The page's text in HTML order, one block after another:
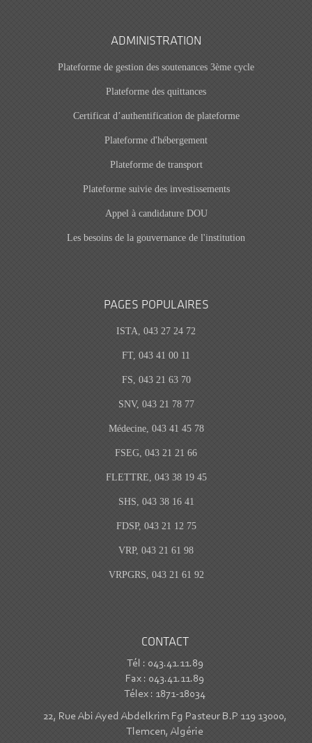
ADMINISTRATION
Plateforme de gestion des soutenances 3ème cycle
Plateforme des quittances
Certificat d’authentification de plateforme
Plateforme d'hébergement
Plateforme de transport
Plateforme suivie des investissements
Appel à candidature DOU
Les besoins de la gouvernance de l'institution
PAGES POPULAIRES
ISTA, 043 27 24 72
FT, 043 41 00 11
FS, 043 21 63 70
SNV, 043 21 78 77
Médecine, 043 41 45 78
FSEG, 043 21 21 66
FLETTRE, 043 38 19 45
SHS, 043 38 16 41
FDSP, 043 21 12 75
VRP, 043 21 61 98
VRPGRS, 043 21 61 92
CONTACT
Tél : 043.41.11.89
Fax : 043.41.11.89
Télex : 1871-18034
22, Rue Abi Ayed Abdelkrim Fg Pasteur B.P 119 13000,
Tlemcen, Algérie